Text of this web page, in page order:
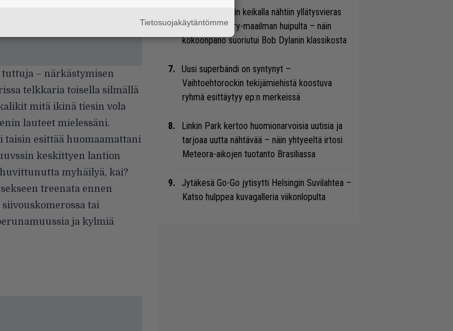
– närkästymisen
telkkaria toisella silmällä
mitä ikinä tiesin vola
lauteet mielessäni.
esittää huomaamattani
keskittyen lantion
myhäilyä, kai?
treenata ennen
tai
ja kylmiä
Guns N’ Rosesin keikalla nähtiin yllätysvieras
suoraan country-maailman huipulta – näin
kokoonpano suoriutui Bob Dylanin klassikosta
Uusi superbändi on syntynyt –
Vaihtoehtorockin tekijämiehistä koostuva
ryhmä esittäytyy ep:n merkeissä
Linkin Park kertoo huomionarvoisia uutisia ja
tarjoaa uutta nähtävää – näin yhtyeeltä irtosi
Meteora-aikojen tuotanto Brasiliassa
Jytäkesä Go-Go jytisytti Helsingin Suvilahtea –
Katso hulppea kuvagalleria viikonlopulta
Tietosuojakäytäntömme